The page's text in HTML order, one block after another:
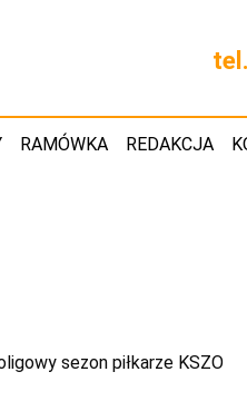
RAMÓWKA REDAKCJA
sezon piłkarze KSZO